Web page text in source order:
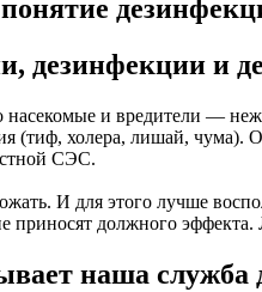
дезинфекции и
насекомые и вредители —
(тиф, холера, лишай,
СЭС.
И для этого лучше
приносят должного
наша служба